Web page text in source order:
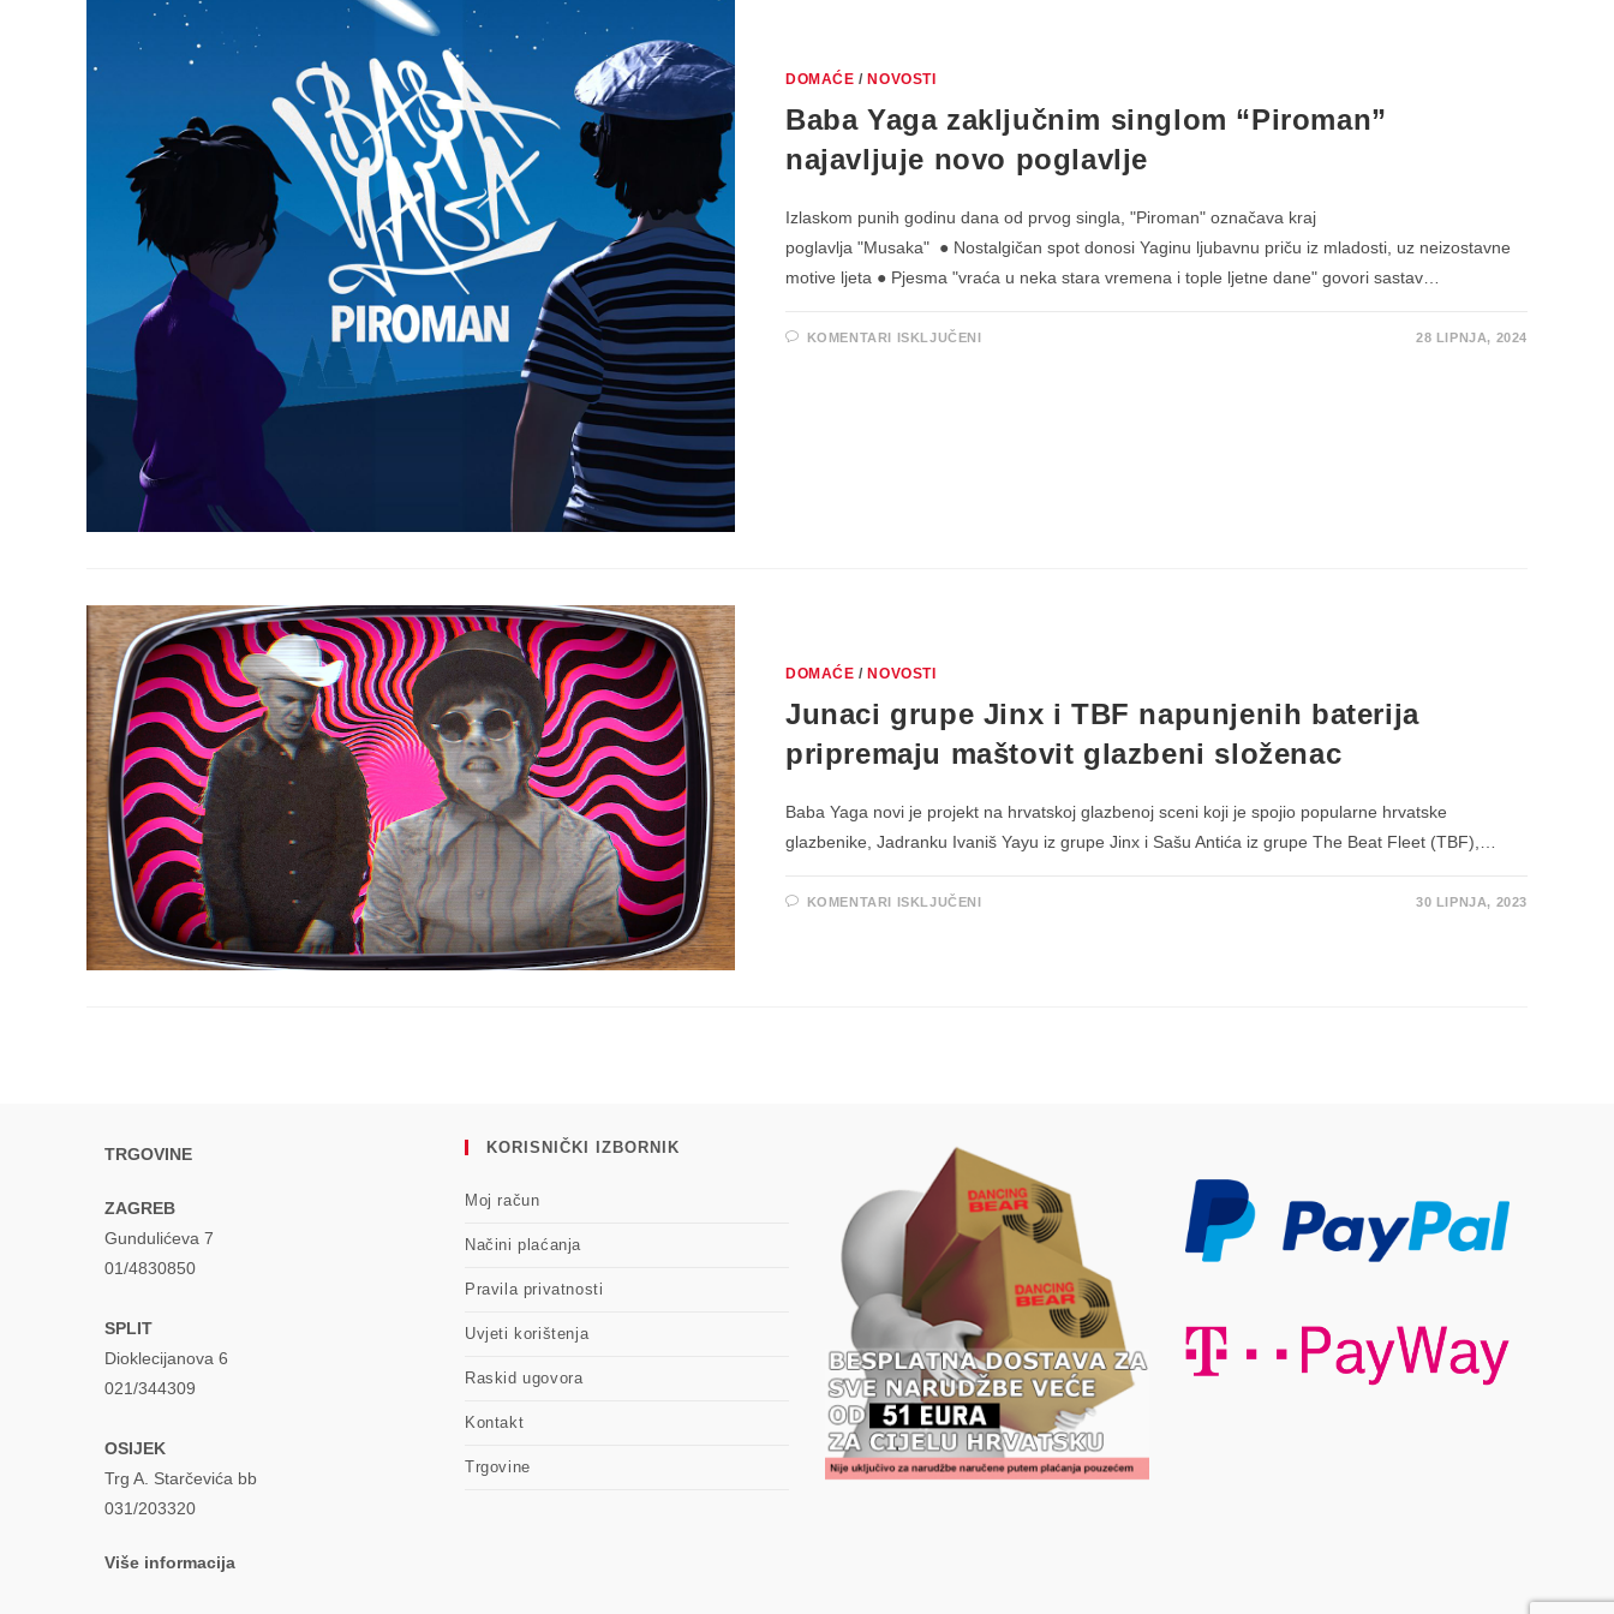
DOMAĆE /NOVOSTI
Baba Yaga zaključnim singlom “Piroman”
najavljuje novo poglavlje
Izlaskom punih godinu dana od prvog singla, "Piroman" označava kraj
poglavlja "Musaka" ● Nostalgičan spot donosi Yaginu ljubavnu priču iz mladosti, uz neizostavne
motive ljeta ● Pjesma "vraća u neka stara vremena i tople ljetne dane" govori sastav…
KOMENTARI ISKLJUČENIZA
28 LIPNJA, 2024
DOMAĆE / NOVOSTI
Junaci grupe Jinx i TBF napunjenih baterija
pripremaju maštovit glazbeni složenac
Baba Yaga novi je projekt na hrvatskoj glazbenoj sceni koji je spojio popularne hrvatske
glazbenike, Jadranku Ivaniš Yayu iz grupe Jinx i Sašu Antića iz grupe The Beat Fleet (TBF),…
KOMENTARI ISKLJUČENIZA
30 LIPNJA, 2023
TRGOVINE
ZAGREB
Gundulićeva 7
01/4830850
SPLIT
Dioklecijanova 6
021/344309
OSIJEK
Trg A. Starčevića bb
031/203320
Više informacija
KORISNIČKI IZBORNIK
Moj račun
Načini plaćanja
Pravila privatnosti
Uvjeti korištenja
Raskid ugovora
Kontakt
Trgovine